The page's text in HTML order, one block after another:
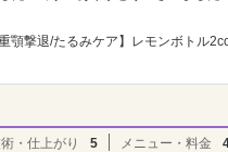
重顎撃退/たるみケア】レモンボトル
・仕上がり 5 メニュー・料金